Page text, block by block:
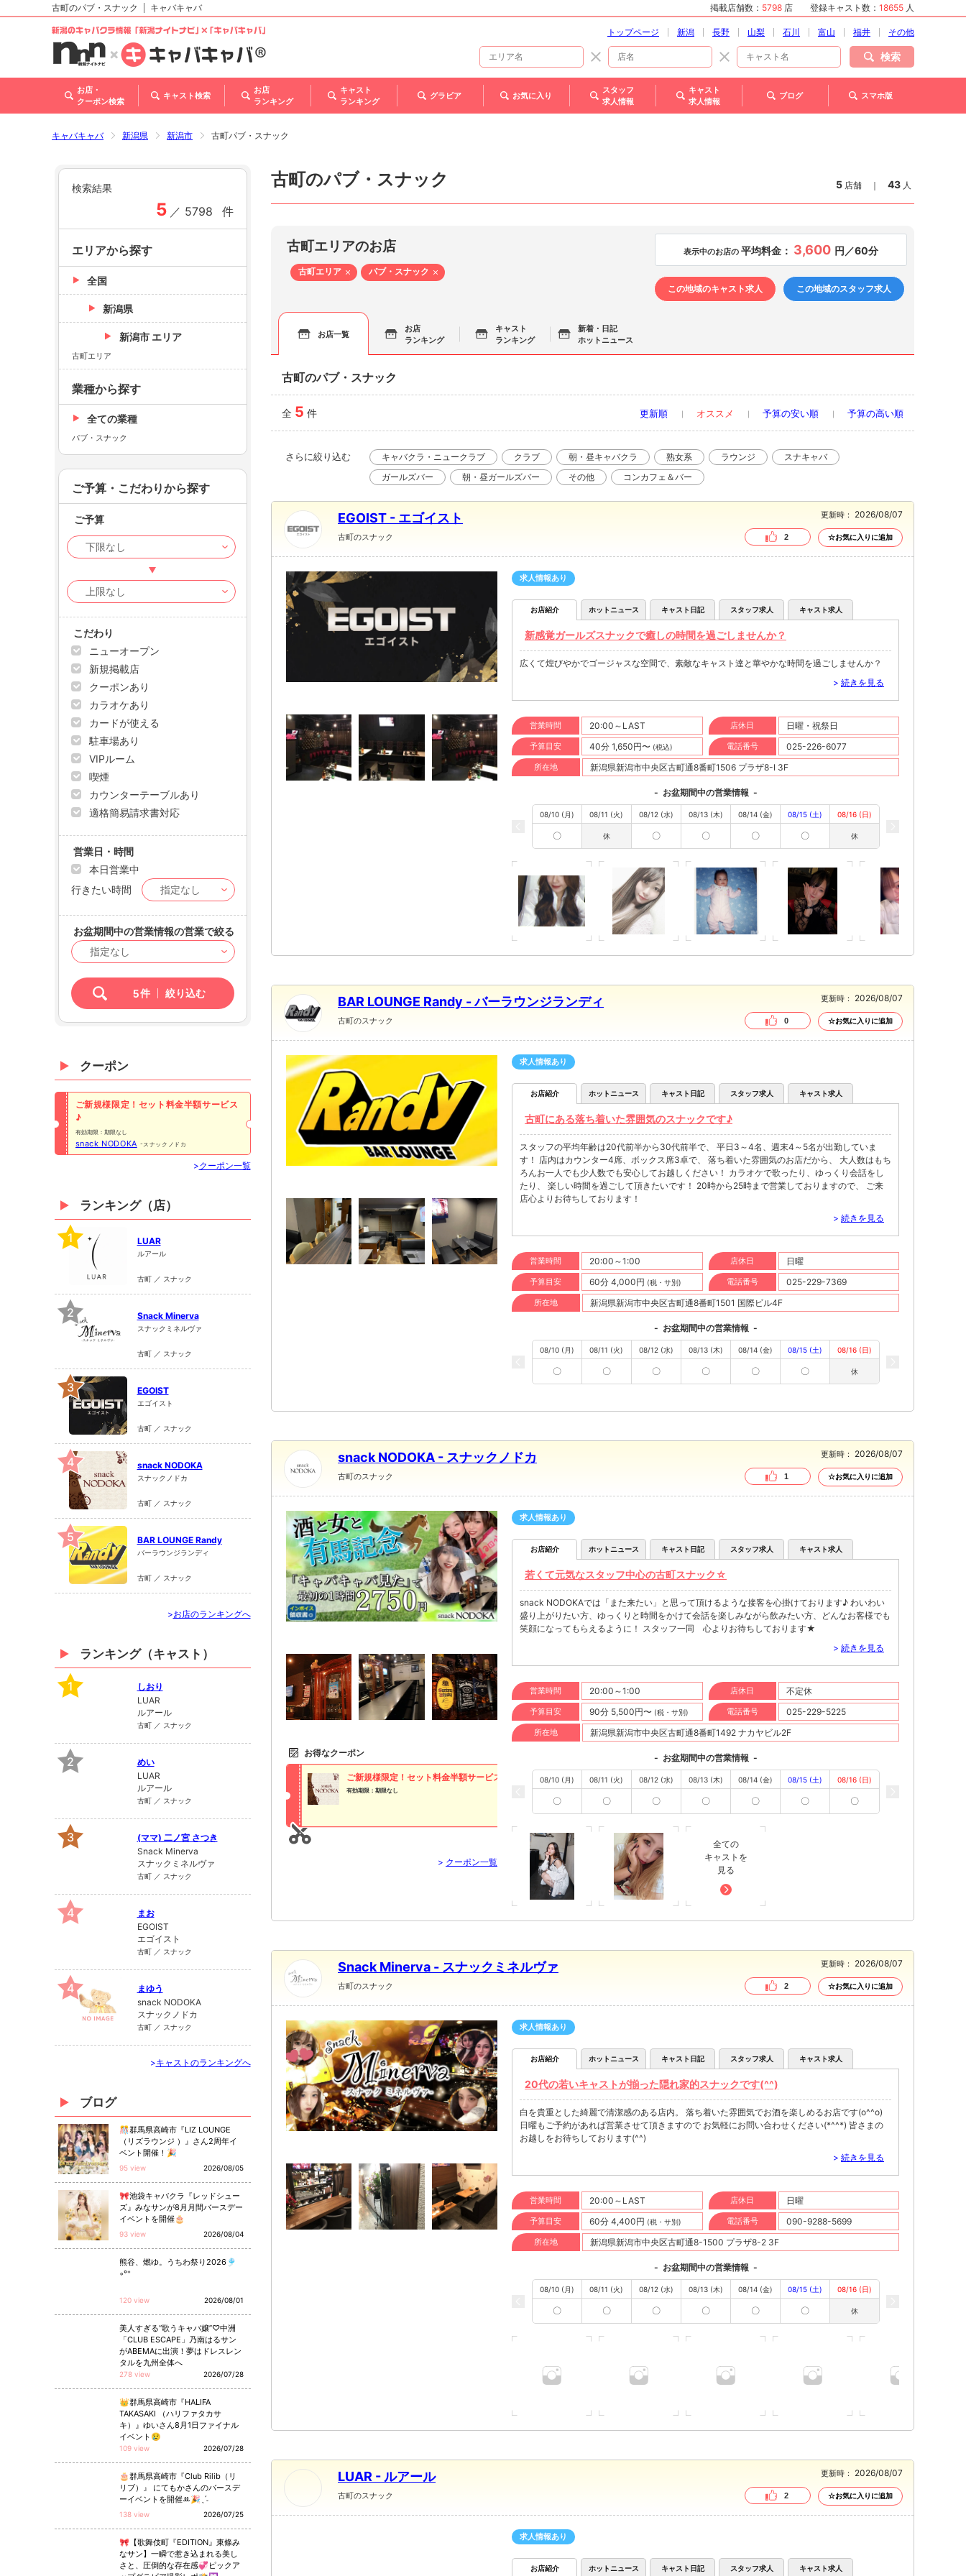
北海道
東北
甲信越・北陸
関西
古町のパブ・スナック キャバキャバ 掲載店舗数： 5798 店 登録キャスト数： 18655 人
トップページ 新潟 長野 山梨 石川 富山 福井 その他
検索
お店・
クーポン検索
キャスト検索
お店
ランキング
キャスト
ランキング
グラビア お気に入り
スタッフ
求人情報
キャスト
求人情報
ブログ スマホ版
キャバキャバ 新潟県 新潟市 古町パブ・スナック
古町のパブ・スナック 5 店舗 ｜ 43 人
古町エリアのお店 表示中のお店の 平均料金： 3,600 円／60分
古町エリア
パブ・スナック
この地域のキャスト求人
この地域のスタッフ求人
お店一覧
お店
ランキング
キャスト
ランキング
新着・日記
ホットニュース
古町のパブ・スナック
全 5 件 更新順 オススメ 予算の安い順 予算の高い順
さらに絞り込む キャバクラ・ニュークラブ クラブ 朝・昼キャバクラ 熟女系 ラウンジ
スナキャバ
ガールズバー
朝・昼ガールズバー その他 コンカフェ＆バー
EGOIST - エゴイスト
古町のスナック
更新時： 2026/08/07
2 ☆お気に入りに追加
求人情報あり
お店紹介 ホットニュース キャスト日記 スタッフ求人 キャスト求人
新感覚ガールズスナックで癒しの時間を過ごしませんか？
広くて煌びやかでゴージャスな空間で、素敵なキャスト達と華やかな時間を過ごしませんか？
> 続きを見る
営業時間 20:00～LAST 店休日 日曜・祝祭日
予算目安 40分 1,650円〜 (税込) 電話番号 025-226-6077
所在地 新潟県新潟市中央区古町通8番町1506 プラザ8-I 3F
- お盆期間中の営業情報 -
08/10 (月)
〇
08/11 (火)
休
08/12 (水)
〇
08/13 (木)
〇
08/14 (金)
〇
08/15 (土)
〇
08/16 (日)
休
BAR LOUNGE Randy - バーラウンジランディ
古町のスナック
更新時： 2026/08/07
0 ☆お気に入りに追加
求人情報あり
お店紹介 ホットニュース キャスト日記 スタッフ求人 キャスト求人
古町にある落ち着いた雰囲気のスナックです♪
スタッフの平均年齢は20代前半から30代前半で、 平日3～4名、週末4～5名が出勤していま
す！ 店内はカウンター4席、ボックス席3卓で、 落ち着いた雰囲気のお店だから、 大人数はもち
ろんお一人でも少人数でも安心してお越しください！ カラオケで歌ったり、ゆっくり会話をし
たり、 楽しい時間を過ごして頂きたいです！ 20時から25時まで営業しておりますので、 ご来
店心よりお待ちしております！
> 続きを見る
営業時間 20:00～1:00 店休日 日曜
予算目安 60分 4,000円 (税・サ別) 電話番号 025-229-7369
所在地 新潟県新潟市中央区古町通8番町1501 国際ビル4F
- お盆期間中の営業情報 -
08/10 (月)
〇
08/11 (火)
〇
08/12 (水)
〇
08/13 (木)
〇
08/14 (金)
〇
08/15 (土)
〇
08/16 (日)
休
snack NODOKA - スナックノドカ
古町のスナック
更新時： 2026/08/07
1 ☆お気に入りに追加
お得なクーポン
ご新規様限定！セット料金半額サービス♪
有効期限：期限なし
> クーポン一覧
求人情報あり
お店紹介 ホットニュース キャスト日記 スタッフ求人 キャスト求人
若くて元気なスタッフ中心の古町スナック☆
snack NODOKAでは「また来たい」と思って頂けるような接客を心掛けております♪ わいわい
盛り上がりたい方、ゆっくりと時間をかけて会話を楽しみながら飲みたい方、どんなお客様でも
笑顔になってもらえるように！ スタッフ一同 心よりお待ちしております★
> 続きを見る
営業時間 20:00～1:00 店休日 不定休
予算目安 90分 5,500円〜 (税・サ別) 電話番号 025-229-5225
所在地 新潟県新潟市中央区古町通8番町1492 ナカヤビル2F
- お盆期間中の営業情報 -
08/10 (月)
〇
08/11 (火)
〇
08/12 (水)
〇
08/13 (木)
〇
08/14 (金)
〇
08/15 (土)
〇
08/16 (日)
〇
全ての
キャストを
見る
Snack Minerva - スナックミネルヴァ
古町のスナック
更新時： 2026/08/07
2 ☆お気に入りに追加
求人情報あり
お店紹介 ホットニュース キャスト日記 スタッフ求人 キャスト求人
20代の若いキャストが揃った隠れ家的スナックです(^^)
白を貴重とした綺麗で清潔感のある店内。 落ち着いた雰囲気でお酒を楽しめるお店です(o^^o)
日曜もご予約があれば営業させて頂きますので お気軽にお問い合わせください(*^^*) 皆さまの
お越しをお待ちしております(^^)
> 続きを見る
営業時間 20:00～LAST 店休日 日曜
予算目安 60分 4,400円 (税・サ別) 電話番号 090-9288-5699
所在地 新潟県新潟市中央区古町通8-1500 プラザ8-2 3F
- お盆期間中の営業情報 -
08/10 (月)
〇
08/11 (火)
〇
08/12 (水)
〇
08/13 (木)
〇
08/14 (金)
〇
08/15 (土)
〇
08/16 (日)
休
LUAR - ルアール
古町のスナック
更新時： 2026/08/07
2 ☆お気に入りに追加
求人情報あり
お店紹介 ホットニュース キャスト日記 スタッフ求人 キャスト求人
検索結果
5 ／ 5798 件
エリアから探す
全国
新潟県
新潟市 エリア
古町エリア
業種から探す
全ての業種
パブ・スナック
ご予算・こだわりから探す
ご予算
こだわり
ニューオープン
新規掲載店
クーポンあり
カラオケあり
カードが使える
駐車場あり
VIPルーム
喫煙
カウンターテーブルあり
適格簡易請求書対応
営業日・時間
本日営業中
行きたい時間
お盆期間中の営業情報の営業で絞る
5件 絞り込む
クーポン
ご新規様限定！セット料金半額サービス
♪
有効期限：期限なし
snack NODOKA スナックノドカ
>クーポン一覧
ランキング（店）
1 LUAR
ルアール
古町 ／ スナック
2 Snack Minerva
スナックミネルヴァ
古町 ／ スナック
3 EGOIST
エゴイスト
古町 ／ スナック
4 snack NODOKA
スナックノドカ
古町 ／ スナック
5 BAR LOUNGE Randy
バーラウンジランディ
古町 ／ スナック
>お店のランキングへ
ランキング（キャスト）
1
しおり
LUAR
ルアール
古町 ／ スナック
2
めい
LUAR
ルアール
古町 ／ スナック
3
(ママ) 二ノ宮 さつき
Snack Minerva
スナックミネルヴァ
古町 ／ スナック
4
まお
EGOIST
エゴイスト
古町 ／ スナック
4
まゆう
snack NODOKA
スナックノドカ
古町 ／ スナック
>キャストのランキングへ
ブログ
🎊群馬県高崎市『LIZ LOUNGE
（リズラウンジ ）』さん2周年イ
ベント開催！🎉
95 view 2026/08/05
🎀池袋キャバクラ『レッドシュー
ズ』みなサンが8月月間バースデー
イベントを開催🎂
93 view 2026/08/04
熊谷、燃ゆ。うちわ祭り2026🎐
◦°⁺
120 view 2026/08/01
美人すぎる“歌うキャバ嬢”♡中洲
「CLUB ESCAPE」乃南はるサン
がABEMAに出演！夢はドレスレン
タルを九州全体へ
278 view 2026/07/28
👑群馬県高崎市『HALIFA
TAKASAKI （ハリファタカサ
キ）』ゆいさん8月1日ファイナル
イベント😢
109 view 2026/07/28
🎂群馬県高崎市『Club Rilib（リ
リブ）』 にてもかさんのバースデ
ーイベントを開催ꔛ🎉ˎˊ˗
138 view 2026/07/25
🎀【歌舞伎町『EDITION』東條み
なサン】一瞬で惹き込まれる美し
さと、圧倒的な存在感💞ピックア